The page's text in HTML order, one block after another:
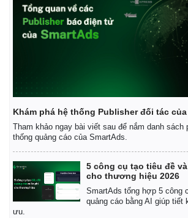
Khám phá hệ thống Publisher đối tác
Tham khảo ngay bài viết sau để nắm danh sách
thống quảng cáo của SmartAds.
5 công cụ tạo tiêu đề
cho thương hiệu 2026
SmartAds tổng hợp 5 công
quảng cáo bằng AI giúp tiết
ưu.